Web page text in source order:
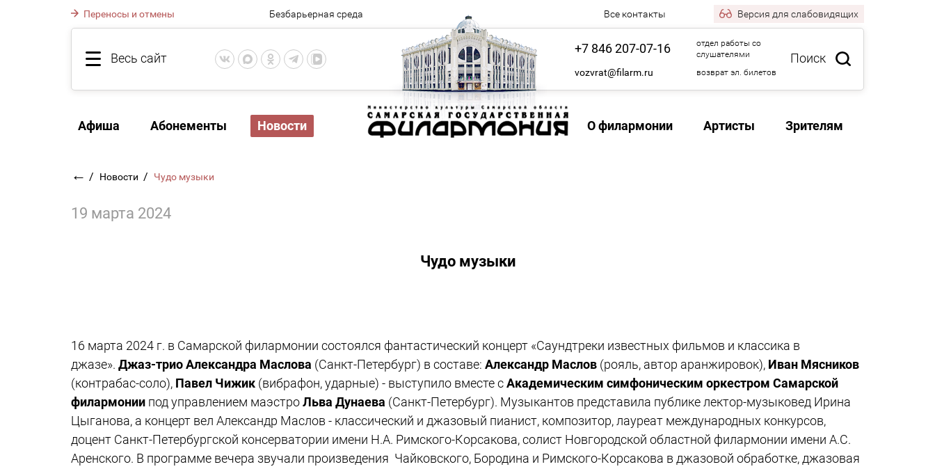
Переносы и отмены Безбарьерная среда Все контакты Версия для слабовидящих
Весь сайт Поиск
+7 846 207-07-16
отдел работы со
слушателями
vozvrat@filarm.ru возврат эл. билетов
Афиша Абонементы Новости О филармонии Артисты Зрителям
← / Новости / Чудо музыки
19 марта 2024
Чудо музыки
16 марта 2024 г. в Самарской филармонии состоялся фантастический концерт «Саундтреки известных фильмов и классика в
джазе». Джаз-трио Александра Маслова (Санкт-Петербург) в составе: Александр Маслов (рояль, автор аранжировок), Иван Мясников
(контрабас-соло), Павел Чижик (вибрафон, ударные) - выступило вместе сАкадемическим симфоническим оркестром Самарской
филармонии под управлением маэстроЛьва Дунаева (Санкт-Петербург). Музыкантов представила публике лектор-музыковед Ирина
Цыганова, а концерт вел Александр Маслов - классический и джазовый пианист, композитор, лауреат международных конкурсов,
доцент Санкт-Петербургской консерватории имени Н.А. Римского-Корсакова, солист Новгородской областной филармонии имени А.С.
Аренского. В программе вечера звучали произведения Чайковского, Бородина и Римского-Корсакова в джазовой обработке, джазовая